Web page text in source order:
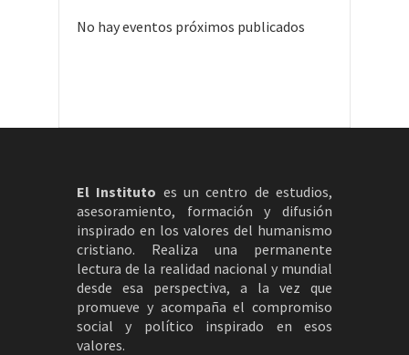
No hay eventos próximos publicados
El Instituto es un centro de estudios,
asesoramiento, formación y difusión
inspirado en los valores del humanismo
cristiano. Realiza una permanente
lectura de la realidad nacional y mundial
desde esa perspectiva, a la vez que
promueve y acompaña el compromiso
social y político inspirado en esos
valores.